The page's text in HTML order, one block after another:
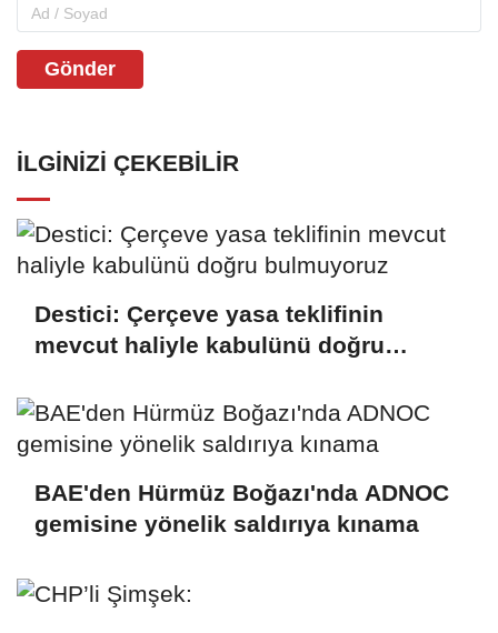
Gönder
İLGINIZI ÇEKEBILIR
Destici: Çerçeve yasa teklifinin
mevcut haliyle kabulünü doğru
BAE'den Hürmüz Boğazı'nda ADNOC
gemisine yönelik saldırıya kınama